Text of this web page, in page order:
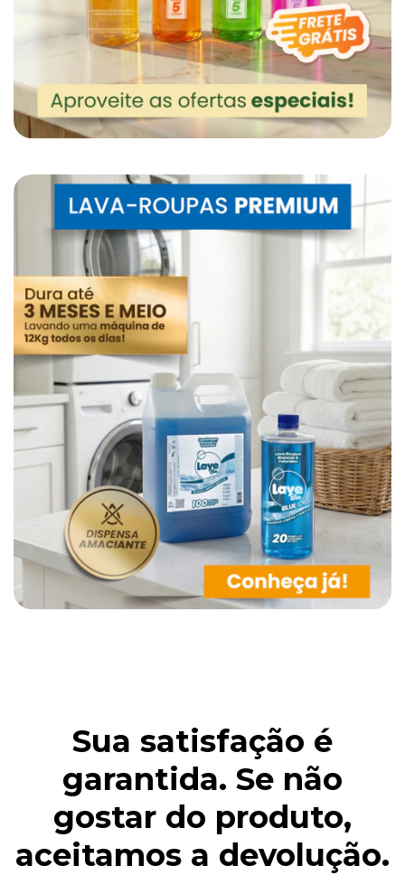
Sua satisfação é
garantida. Se não
gostar do produto,
aceitamos a devolução.